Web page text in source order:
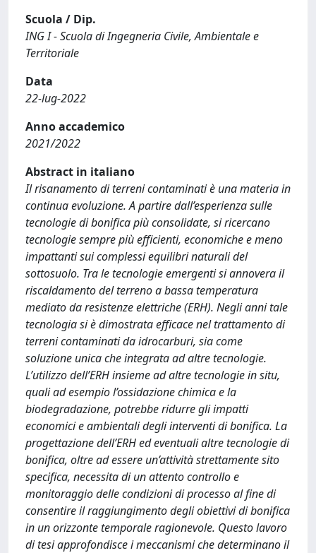
Scuola / Dip.
ING I - Scuola di Ingegneria Civile, Ambientale e
Territoriale
Data
22-lug-2022
Anno accademico
2021/2022
Abstract in italiano
Il risanamento di terreni contaminati è una materia in
continua evoluzione. A partire dall’esperienza sulle
tecnologie di bonifica più consolidate, si ricercano
tecnologie sempre più efficienti, economiche e meno
impattanti sui complessi equilibri naturali del
sottosuolo. Tra le tecnologie emergenti si annovera il
riscaldamento del terreno a bassa temperatura
mediato da resistenze elettriche (ERH). Negli anni tale
tecnologia si è dimostrata efficace nel trattamento di
terreni contaminati da idrocarburi, sia come
soluzione unica che integrata ad altre tecnologie.
L’utilizzo dell’ERH insieme ad altre tecnologie in situ,
quali ad esempio l’ossidazione chimica e la
biodegradazione, potrebbe ridurre gli impatti
economici e ambientali degli interventi di bonifica. La
progettazione dell’ERH ed eventuali altre tecnologie di
bonifica, oltre ad essere un’attività strettamente sito
specifica, necessita di un attento controllo e
monitoraggio delle condizioni di processo al fine di
consentire il raggiungimento degli obiettivi di bonifica
in un orizzonte temporale ragionevole. Questo lavoro
di tesi approfondisce i meccanismi che determinano il